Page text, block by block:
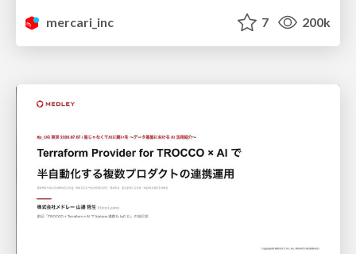
mercari_inc
7 200k